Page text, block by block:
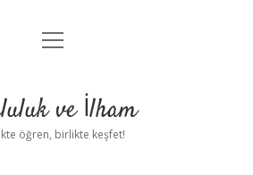
Anasayfa
Yasal Uyarı
menüyü
ve İlham
öğren, birlikte keşfet!